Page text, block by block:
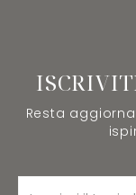
Resta